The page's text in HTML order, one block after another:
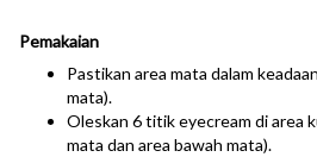
Pemakaian
Pastikan area mata dalam
mata).
Oleskan 6 titik eyecream di area
mata dan area bawah mata).